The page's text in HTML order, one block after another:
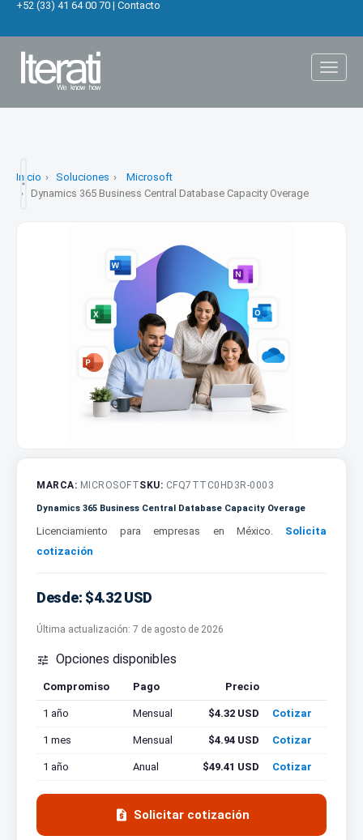
+52 (33) 41 64 00 70 | Contacto
Inicio Soluciones
Microsoft
Dynamics 365 Business Central Database Capacity Overage
MARCA: MICROSOFTSKU: CFQ7TTC0HD3R-0003
Dynamics 365 Business Central Database Capacity Overage
Licenciamiento para empresas en México. Solicita
cotización
Desde: $4.32 USD
Última actualización: 7 de agosto de 2026
 Opciones disponibles
Compromiso Pago Precio
1 año
Mensual $4.32 USD Cotizar
1 mes Mensual $4.94 USD Cotizar
1 año Anual $49.41 USD Cotizar
 Solicitar cotización